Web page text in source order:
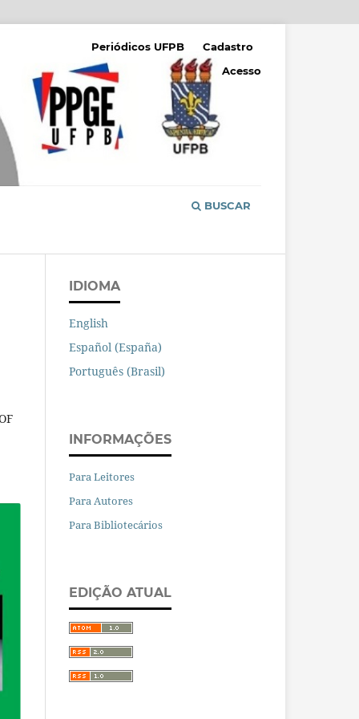
BUSCAR
Periódicos UFPB
Cadastro
Acesso
IDIOMA
English
Español (España)
Português (Brasil)
INFORMAÇÕES
Para Leitores
Para Autores
Para Bibliotecários
EDIÇÃO ATUAL